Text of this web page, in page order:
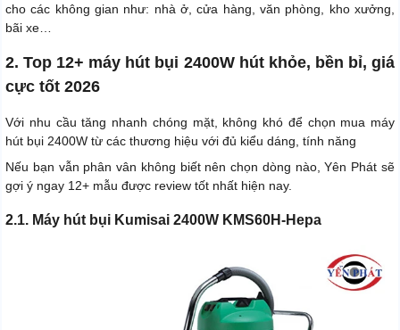
cho các không gian như: nhà ở, cửa hàng, văn phòng, kho xưởng,
bãi xe…
2. Top 12+ máy hút bụi 2400W hút khỏe, bền bỉ, giá
cực tốt 2026
Với nhu cầu tăng nhanh chóng mặt, không khó để chọn mua máy
hút bụi 2400W từ các thương hiệu với đủ kiểu dáng, tính năng
Nếu bạn vẫn phân vân không biết nên chọn dòng nào, Yên Phát sẽ
gợi ý ngay 12+ mẫu được review tốt nhất hiện nay.
2.1. Máy hút bụi Kumisai 2400W KMS60H-Hepa